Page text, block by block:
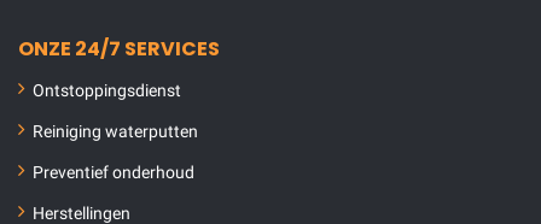
ONZE 24/7 SERVICES
Ontstoppingsdienst
Reiniging waterputten
Preventief onderhoud
Herstellingen